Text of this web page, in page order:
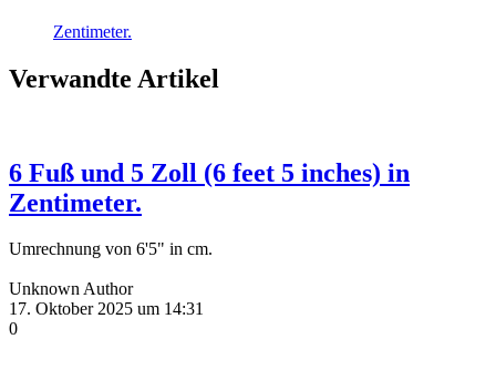
Zentimeter.
Verwandte Artikel
6 Fuß und 5 Zoll (6 feet 5 inches) in
Zentimeter.
Umrechnung von 6'5" in cm.
Unknown Author
17. Oktober 2025 um 14:31
0